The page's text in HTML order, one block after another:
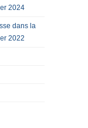
2024
dans la
2022